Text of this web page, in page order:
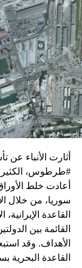
زيارة تأتي في إطار
واشنطن للدفع
النار في غزة.
ويبدو أن نتنياهو
الضغوط يجب أن
كما وقال بيان من
الإسرائيلية في
التسلح”.
وفي هذا السياق،
جمال زقوت في
حماس
القبيل
المعضلة
أثارت الأنباء
#طرطوس، الكثير
أعادت خلط
سوريا، من خلال
القاعدة
القائمة بين
الأهداف. وقد
القاعدة